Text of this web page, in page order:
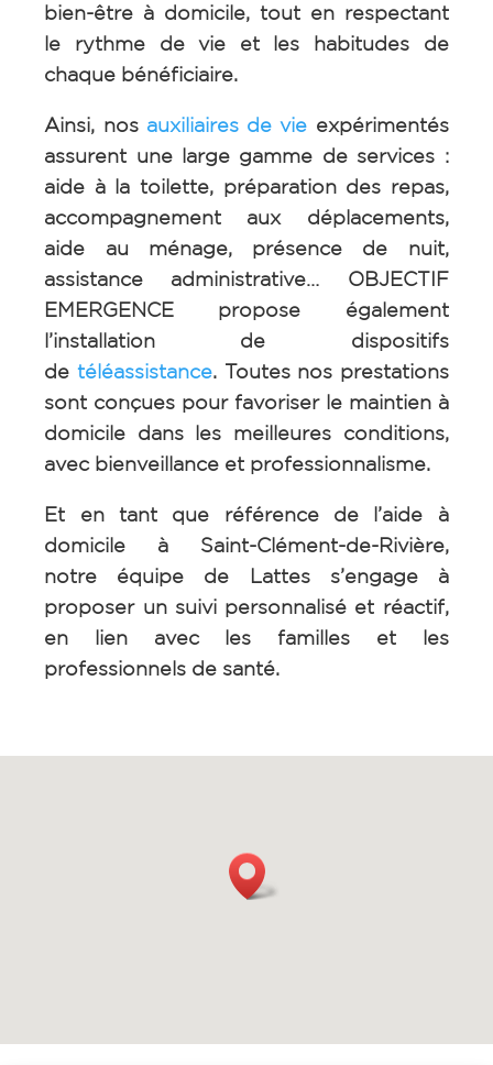
bien-être à domicile, tout en respectant
le rythme de vie et les habitudes de
chaque bénéficiaire.
Ainsi, nos auxiliaires de vie expérimentés
assurent une large gamme de services :
aide à la toilette, préparation des repas,
accompagnement aux déplacements,
aide au ménage, présence de nuit,
assistance administrative… OBJECTIF
EMERGENCE propose également
l’installation de dispositifs
de téléassistance. Toutes nos prestations
sont conçues pour favoriser le maintien à
domicile dans les meilleures conditions,
avec bienveillance et professionnalisme.
Et en tant que référence de l’aide à
domicile à Saint-Clément-de-Rivière,
notre équipe de Lattes s’engage à
proposer un suivi personnalisé et réactif,
en lien avec les familles et les
professionnels de santé.